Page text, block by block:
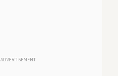
ADVERTISEMENT